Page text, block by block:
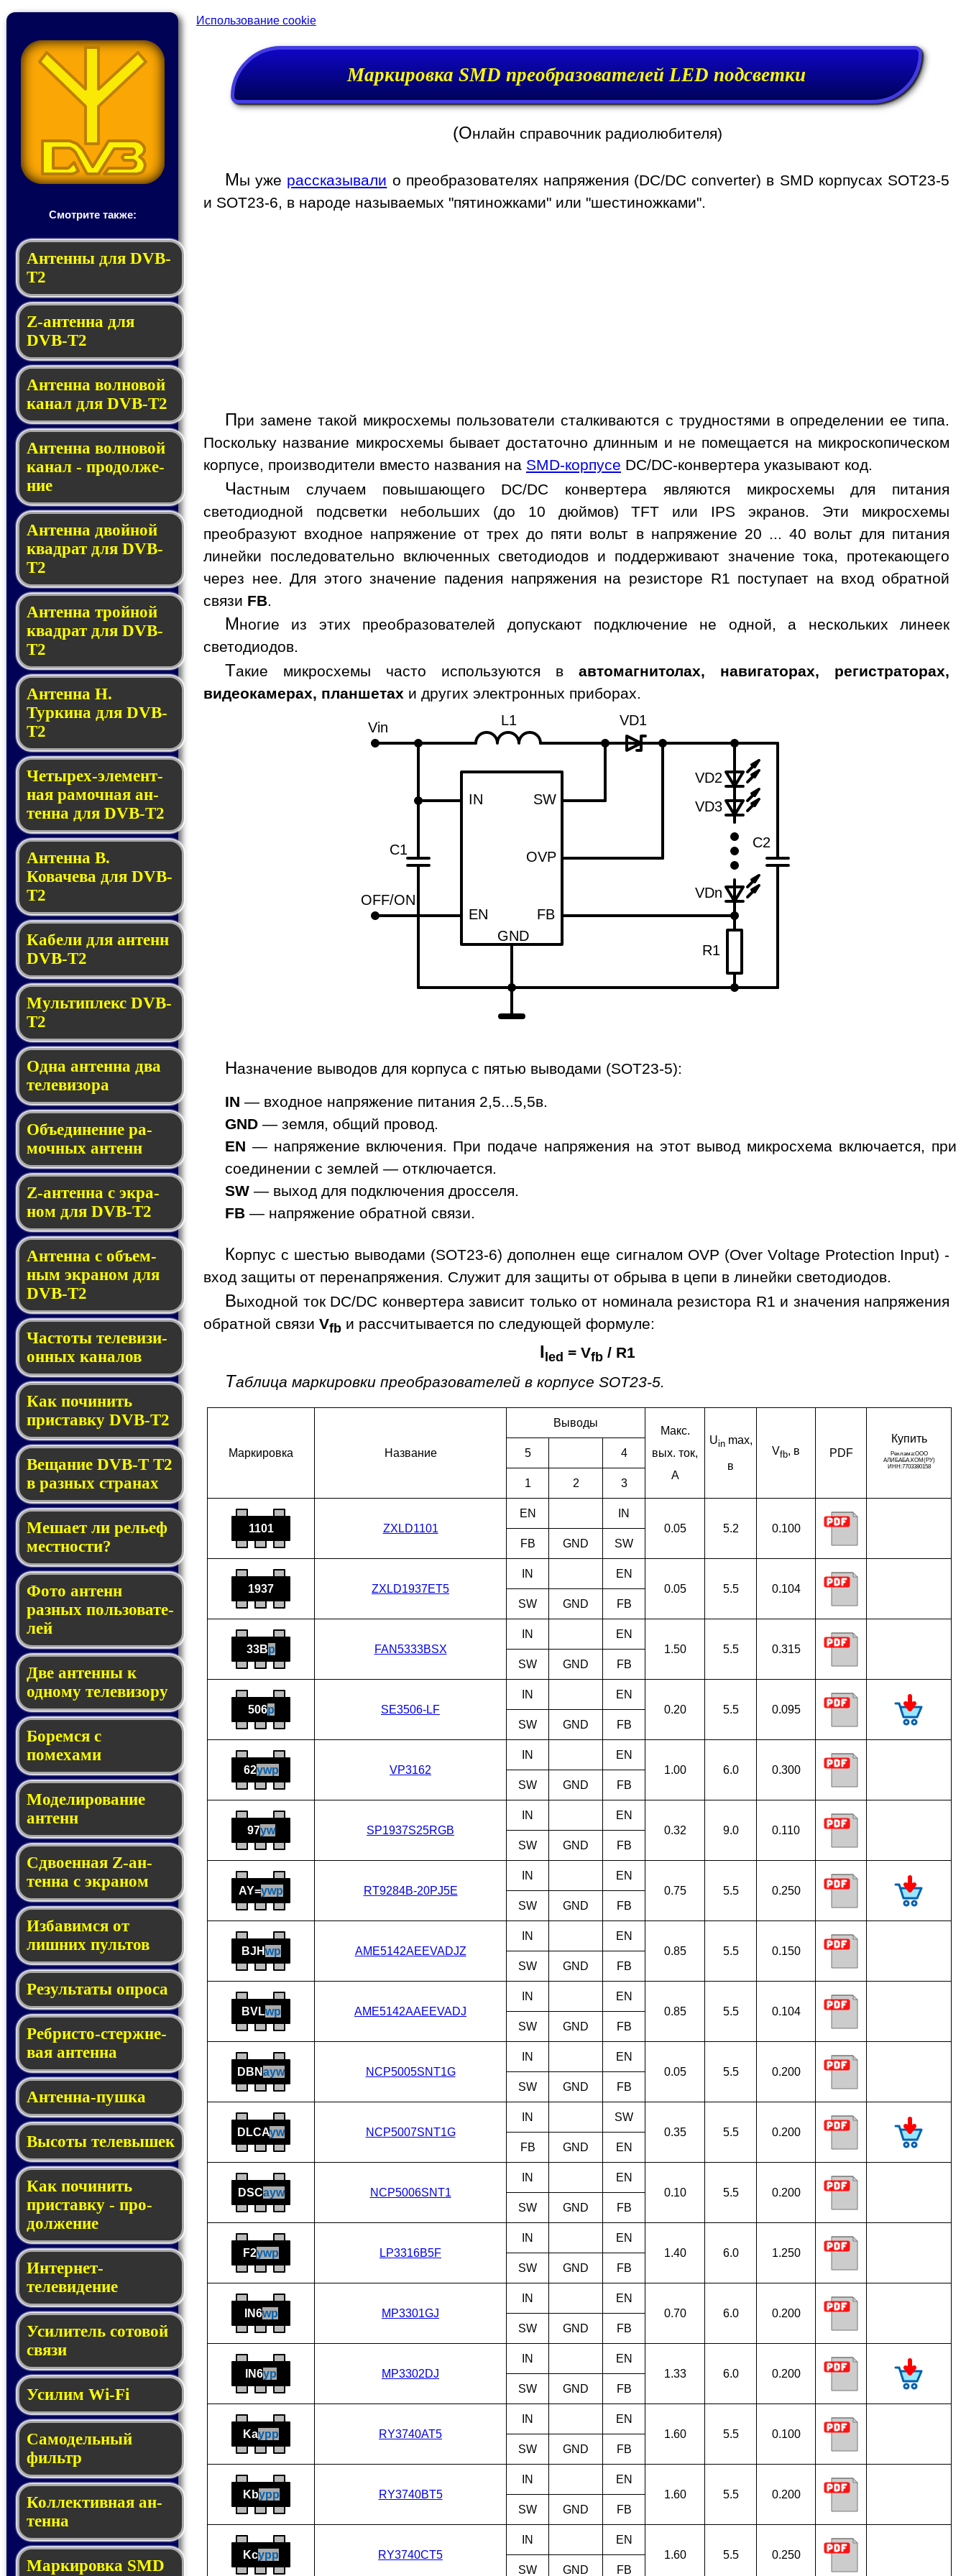
Смотрите также:
Антенны для DVB-
T2
Z-антенна для
DVB-T2
Антенна волновой
канал для DVB-T2
Антенна вол­но­вой
ка­нал - про­дол­же­
ние
Антенна двойной
квад­рат для DVB-
T2
Антенна тройной
квад­рат для DVB-
T2
Антенна Н.
Туркина для DVB-
T2
Четырех-эле­мент­
ная ра­моч­ная ан­
тен­на для DVB-T2
Антенна В.
Ковачева для DVB-
T2
Кабели для антенн
DVB-T2
Мультиплекс DVB-
T2
Одна антенна два
теле­ви­зора
Объединение ра­
моч­ных ан­тенн
Z-антенна с эк­ра­
ном для DVB-T2
Антенна с объем­
ным эк­ра­ном для
DVB-T2
Частоты те­ле­ви­зи­
он­ных каналов
Как починить
прис­тав­ку DVB-T2
Вещание DVB-T T2
в раз­ных стра­нах
Мешает ли рель­еф
мест­нос­ти?
Фото антенн
разных поль­зо­ва­те­
лей
Две антенны к
одному те­ле­ви­зору
Боремся с
помехами
Мо­де­ли­ро­ва­ние
антенн
Сдвоенная Z-ан­
тен­на с эк­ра­ном
Избавимся от
лишних пуль­тов
Результаты опроса
Реб­рис­то-стерж­не­
вая ан­тен­на
Антенна-пушка
Высоты телевышек
Как починить
прис­тав­ку - про­
дол­же­ние
Интернет-
телевидение
Усилитель сотовой
связи
Усилим Wi-Fi
Самодельный
фильтр
Кол­лек­тив­ная ан­
тен­на
Мар­ки­ров­ка SMD
Использование cookie
Маркировка SMD преобразователей LED подсветки
(Онлайн справочник радиолюбителя)
Мы уже рассказывали о преобразователях напряжения (DC/DC converter) в SMD корпусах SOT23-5
и SOT23-6, в народе называемых "пятиножками" или "шестиножками".
При замене такой микросхемы пользователи сталкиваются с трудностями в определении ее типа.
Поскольку название микросхемы бывает достаточно длинным и не помещается на микроскопическом
корпусе, производители вместо названия на SMD-корпусе DC/DC-конвертера указывают код.
Частным случаем повышающего DC/DC конвертера являются микросхемы для питания
светодиодной подсветки небольших (до 10 дюймов) TFT или IPS экранов. Эти микросхемы
преобразуют входное напряжение от трех до пяти вольт в напряжение 20 ... 40 вольт для питания
линейки последовательно включенных светодиодов и поддерживают значение тока, протекающего
через нее. Для этого значение падения напряжения на резисторе R1 поступает на вход обратной
связи FB.
Многие из этих преобразователей допускают подключение не одной, а нескольких линеек
светодиодов.
Такие микросхемы часто используются в автомагнитолах, навигаторах, регистраторах,
видеокамерах, планшетах и других электронных приборах.
Vin
C1
OFF/ON
L1 VD1
C2
R1
IN
EN
GND
SW
OVP
FB
VD2
VD3
VDn
Назначение выводов для корпуса с пятью выводами (SOT23-5):
IN — входное напряжение питания 2,5...5,5в.
GND — земля, общий провод.
EN — напряжение включения. При подаче напряжения на этот вывод микросхема включается, при
соединении с землей — отключается.
SW — выход для подключения дросселя.
FB — напряжение обратной связи.
Корпус с шестью выводами (SOT23-6) дополнен еще сигналом OVP (Over Voltage Protection Input) -
вход защиты от перенапряжения. Служит для защиты от обрыва в цепи в линейки светодиодов.
Выходной ток DC/DC конвертера зависит только от номинала резистора R1 и значения напряжения
обратной связи Vfb и рассчитывается по следующей формуле:
I led = Vfb/ R1
Таблица маркировки преобразователей в корпусе SOT23-5.
Мар­ки­ров­ка Наз­ва­ние
Выводы
Макс.
вых. ток,
A
Uinmax,
в
Vfb, в PDF
Ку­пить
5
4
1 2 3
1101 ZXLD1101
EN
IN
0.05
5.2
0.100
FB
GND SW
1937 ZXLD1937ET5
IN
EN
0.05
5.5
0.104
SW
GND FB
33Bp FAN5333BSX
IN
EN
1.50
5.5
0.315
SW
GND FB
506p SE3506-LF
IN
EN
0.20
5.5
0.095
SW
GND FB
62ywp VP3162
IN
EN
1.00
6.0
0.300
SW
GND FB
97yw SP1937S25RGB
IN
EN
0.32
9.0
0.110
SW
GND FB
AY=ywp RT9284B-20PJ5E
IN
EN
0.75
5.5
0.250
SW
GND FB
BJHwp AME5142AEEVADJZ
IN
EN
0.85
5.5
0.150
SW
GND FB
BVLwp AME5142AAEEVADJ
IN
EN
0.85
5.5
0.104
SW
GND FB
DBNayw NCP5005SNT1G
IN
EN
0.05
5.5
0.200
SW
GND FB
DLCAyw NCP5007SNT1G
IN
SW
0.35
5.5
0.200
FB
GND EN
DSCayw NCP5006SNT1
IN
EN
0.10
5.5
0.200
SW
GND FB
F2ywp LP3316B5F
IN
EN
1.40
6.0
1.250
SW
GND FB
IN6wp MP3301GJ
IN
EN
0.70
6.0
0.200
SW
GND FB
IN6yp MP3302DJ
IN
EN
1.33
6.0
0.200
SW
GND FB
Kaypp RY3740AT5
IN
EN
1.60
5.5
0.100
SW
GND FB
Kbypp RY3740BT5
IN
EN
1.60
5.5
0.200
SW
GND FB
Kcypp RY3740CT5
IN
EN
1.60
5.5
0.250
SW
GND FB